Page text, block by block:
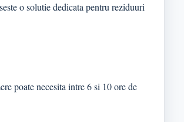
o solutie dedicata pentru reziduuri
poate necesita intre 6 si 10 ore de